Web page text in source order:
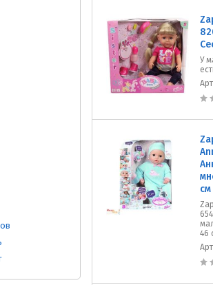
У
см
46